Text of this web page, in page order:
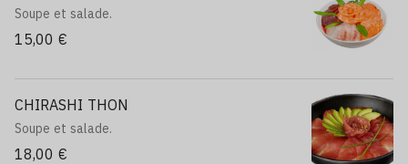
Soupe et salade.
15,00 €
CHIRASHI THON
Soupe et salade.
18,00 €